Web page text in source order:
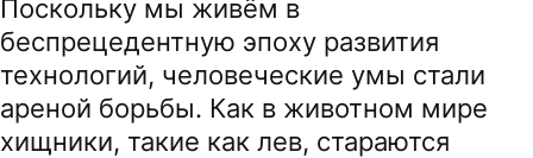
Поскольку мы живём в
беспрецедентную эпоху развития
технологий, человеческие умы стали
ареной борьбы. Как в животном мире
хищники, такие как лев, стараются